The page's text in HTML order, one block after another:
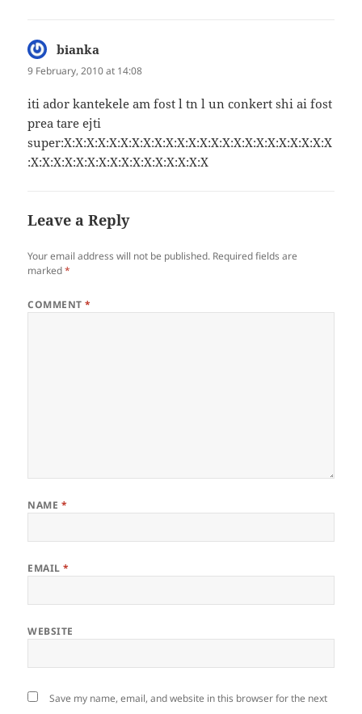
bianka
9 February, 2010 at 14:08
iti ador kantekele am fost l tn l un conkert shi ai fost
prea tare ejti
super:X:X:X:X:X:X:X:X:X:X:X:X:X:X:X:X:X:X:X:X:X:X:X:X
:X:X:X:X:X:X:X:X:X:X:X:X:X:X:X:X
Leave a Reply
Your email address will not be published. Required fields are
marked*
COMMENT*
NAME *
EMAIL*
WEBSITE
Save my name, email, and website in this browser for the next